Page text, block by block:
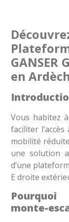
GANSER
en
Vous habitez
faciliter
mobilité
une solution
d’une
E droite
monte-